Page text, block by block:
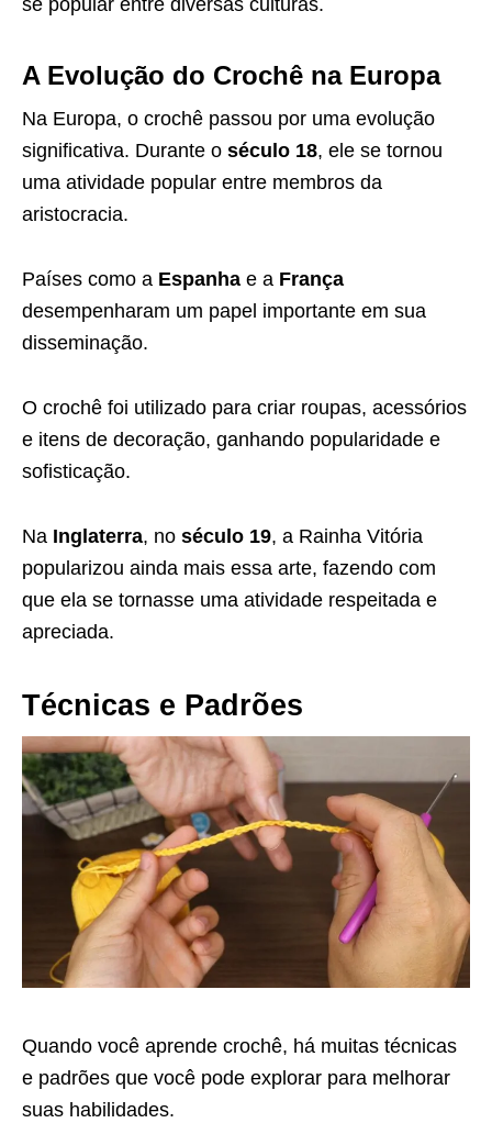
A Evolução do Crochê na Europa
Na Europa, o crochê passou por uma evolução
significativa. Durante o século 18, ele se tornou
uma atividade popular entre membros da
aristocracia.
Países como a Espanha e a França
desempenharam um papel importante em sua
disseminação.
O crochê foi utilizado para criar roupas, acessórios
e itens de decoração, ganhando popularidade e
sofisticação.
Na Inglaterra, no século 19, a Rainha Vitória
popularizou ainda mais essa arte, fazendo com
que ela se tornasse uma atividade respeitada e
apreciada.
Técnicas e Padrões
Quando você aprende crochê, há muitas técnicas
e padrões que você pode explorar para melhorar
suas habilidades.